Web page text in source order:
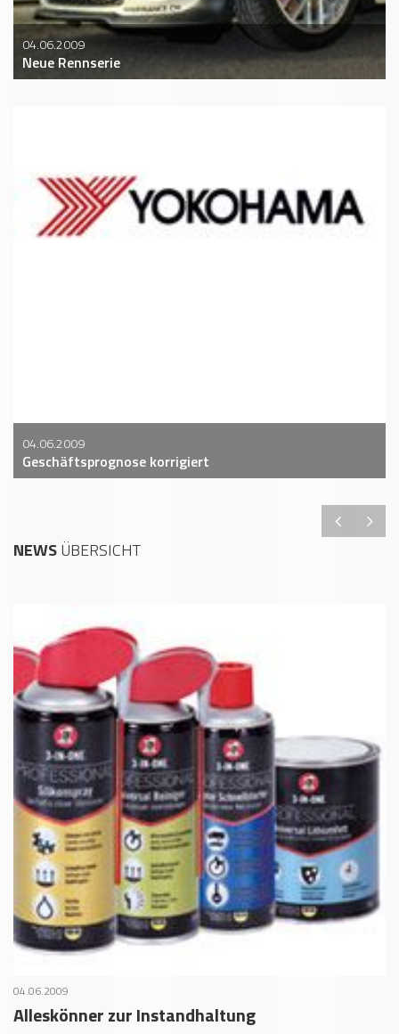
04.06.2009
Neue Rennserie
04.06.2009
Geschäftsprognose korrigiert
NEWSÜBERSICHT
04.06.2009
Alleskönner zur Instandhaltung